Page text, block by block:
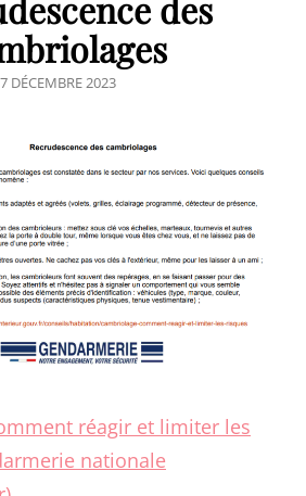
POSTED
7 DÉCEMBRE 2023
réagir et limiter les
nationale